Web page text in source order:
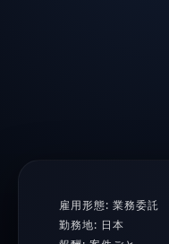
雇用形態: 業務委託
勤務地: 日本